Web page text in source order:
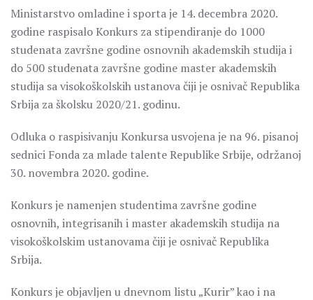
Ministarstvo omladine i sporta je 14. decembra 2020.
godine raspisalo Konkurs za stipendiranje do 1000
studenata završne godine osnovnih akademskih studija i
do 500 studenata završne godine master akademskih
studija sa visokoškolskih ustanova čiji je osnivač Republika
Srbija za školsku 2020/21. godinu.
Odluka o raspisivanju Konkursa usvojena je na 96. pisanoj
sednici Fonda za mlade talente Republike Srbije, održanoj
30. novembra 2020. godine.
Konkurs je namenjen studentima završne godine
osnovnih, integrisanih i master akademskih studija na
visokoškolskim ustanovama čiji je osnivač Republika
Srbija.
Konkurs je objavljen u dnevnom listu „Kurir” kao i na